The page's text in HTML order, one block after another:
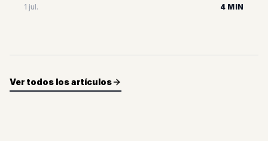
Razzmatazz el 4 de julio. Una oportunidad única para
1 jul. 4 MIN
Ver todos los artículos